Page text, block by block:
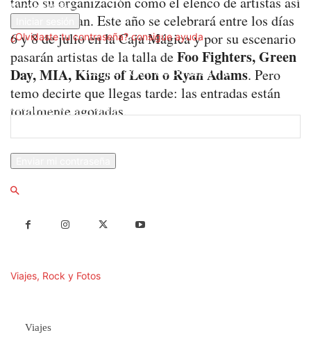
tu contraseña
¿Olvidaste tu contraseña? consigue ayuda
Recuperación de contraseña
Recupera tu contraseña
Viajes, Rock y Fotos
Viajes
lo demuestran. Este año se celebrará entre los días
6 y 8 de julio en la Caja Mágica y por su escenario
pasarán artistas de la talla deFoo Fighters, Green
Day, MIA, Kings of Leon o Ryan Adams. Pero
temo decirte que llegas tarde: las entradas están
totalmente agotadas.